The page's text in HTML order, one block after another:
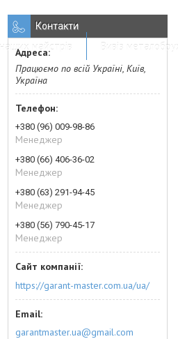
майстрів Вивіз
Контакти
Працюємо по всій Україні, Київ,
Україна
+380 (96) 009-98-86
Менеджер
+380 (66) 406-36-02
Менеджер
+380 (63) 291-94-45
Менеджер
+380 (56) 790-45-17
Менеджер
https://garant-master.com.ua/ua/
garantmaster.ua@gmail.com